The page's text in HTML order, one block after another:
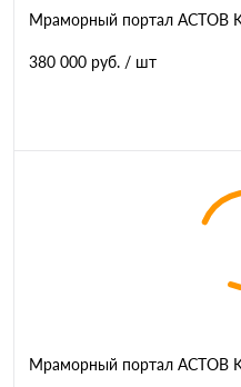
Мраморный портал АСТОВ
380 000 руб. / шт
Мраморный портал АСТОВ